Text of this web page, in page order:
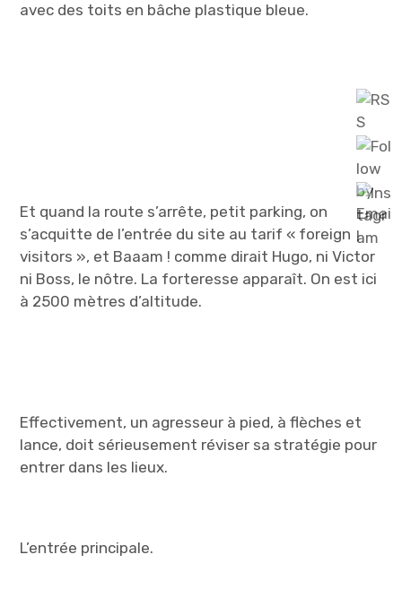
avec des toits en bâche plastique bleue.
Et quand la route s’arrête, petit parking, on
s’acquitte de l’entrée du site au tarif « foreign
visitors », et Baaam ! comme dirait Hugo, ni Victor
ni Boss, le nôtre. La forteresse apparaît. On est ici
à 2500 mètres d’altitude.
Effectivement, un agresseur à pied, à flèches et
lance, doit sérieusement réviser sa stratégie pour
entrer dans les lieux.
L’entrée principale.